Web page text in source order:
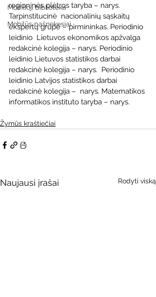
Mobilioji biblioteka
Mobilūs pašnekesiai
regioninės plėtros taryba – narys.
Tarpinstitucinė  nacionalinių sąskaitų
ekspertų grupė – pirmininkas. Periodinio
leidinio  Lietuvos ekonomikos apžvalga
redakcinė kolegija – narys. Periodinio
leidinio Lietuvos statistikos darbai
redakcinė kolegija – narys.  Periodinio
leidinio Latvijos statistikos darbai
redakcinė kolegija –  narys. Matematikos
informatikos instituto taryba – narys.
Žymūs kraštiečiai
Naujausi įrašai Rodyti viską